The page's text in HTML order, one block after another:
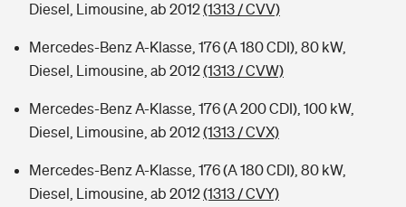
Diesel, Limousine, ab 2012(1313 / CVV)
Mercedes-Benz A-Klasse, 176 (A 180 CDI), 80 kW,
Diesel, Limousine, ab 2012(1313 / CVW)
Mercedes-Benz A-Klasse, 176 (A 200 CDI), 100 kW,
Diesel, Limousine, ab 2012(1313 / CVX)
Mercedes-Benz A-Klasse, 176 (A 180 CDI), 80 kW,
Diesel, Limousine, ab 2012(1313 / CVY)